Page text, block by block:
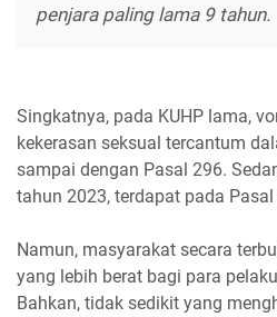
penjara paling lama 9 tahun.
Singkatnya, pada KUHP lama,
kekerasan seksual tercantum
sampai dengan Pasal 296.
tahun 2023, terdapat pada
Namun, masyarakat secara
yang lebih berat bagi para
Bahkan, tidak sedikit yang